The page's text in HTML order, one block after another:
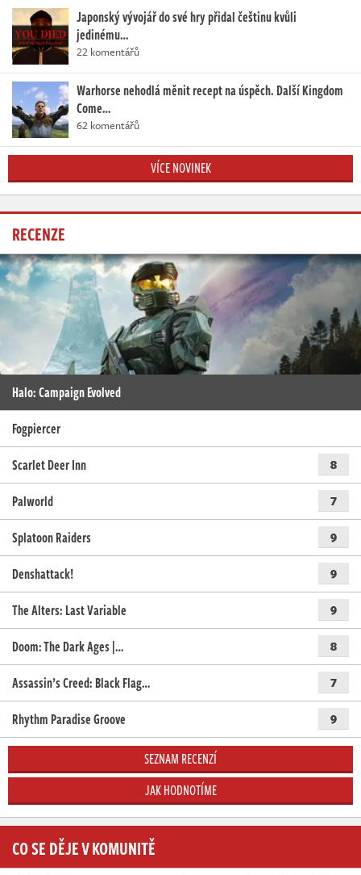
Japonský vývojář do své hry přidal češtinu kvůli
jedinému…
22 komentářů
Warhorse nehodlá měnit recept na úspěch. Další Kingdom
Come…
62 komentářů
VÍCE NOVINEK
RECENZE
Halo: Campaign Evolved
Fogpiercer
Scarlet Deer Inn
8
Palworld 7
Splatoon Raiders 9
Denshattack! 9
The Alters: Last Variable 9
Doom: The Dark Ages |… 8
Assassin’s Creed: Black Flag… 7
Rhythm Paradise Groove 9
SEZNAM RECENZÍ
JAK HODNOTÍME
CO SE DĚJE V KOMUNITĚ